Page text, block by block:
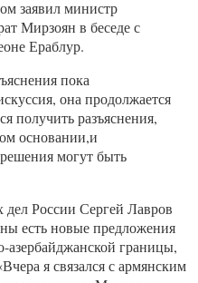
заявил министр
Мирзоян в беседе с
Ераблур.
пока
она продолжается
получить разъяснения,
основании,и
могут быть
дел России Сергей Лавров
есть новые предложения
границы,
я связался с армянским